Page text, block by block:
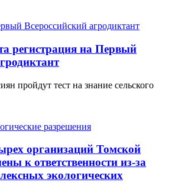
регистрация на Первый
пройдут тест на знание сельского
организаций Томской
к ответственности из-за
экологических